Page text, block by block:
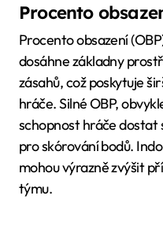
Procento
Procento obsazení
dosáhne základny
zásahů, což poskytuje
hráče. Silné OBP,
schopnost hráče dostat
pro skórování bodů.
mohou výrazně zvýšit
týmu.